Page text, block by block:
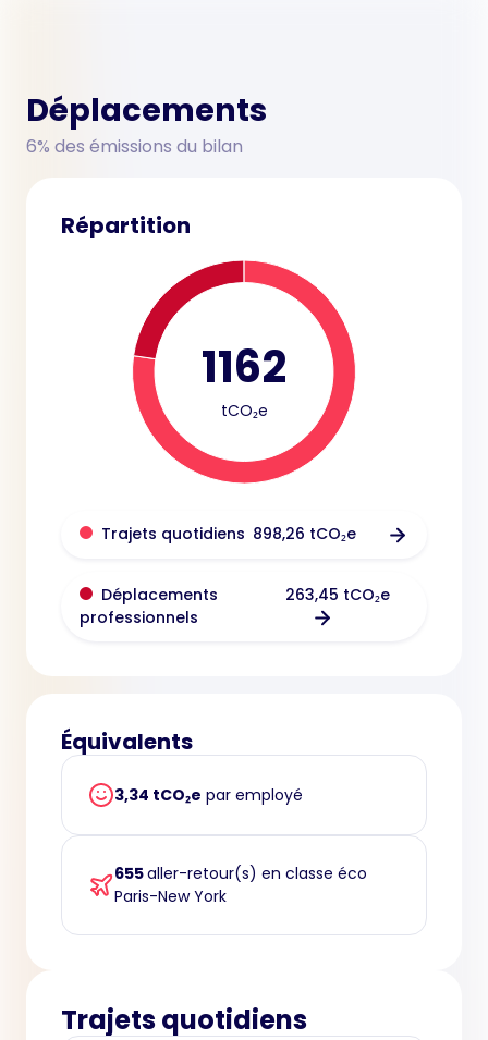
Déplacements
6% des émissions du bilan
Répartition
1162
tCO₂e
Trajets quotidiens 898,26 tCO₂e
Déplacements
professionnels
263,45 tCO₂e
Équivalents
3,34 tCO₂e par employé
655aller-retour(s) en classe éco
Paris-New York
Trajets quotidiens